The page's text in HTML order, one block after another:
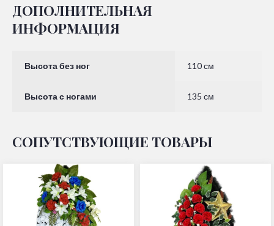
ДОПОЛНИТЕЛЬНАЯ
ИНФОРМАЦИЯ
Высота без ног 110 см
Высота с ногами 135 см
СОПУТСТВУЮЩИЕ ТОВАРЫ